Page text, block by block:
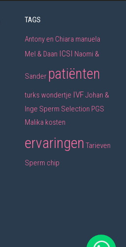
TAGS
Antony en Chiara manuela
Mel & Daan ICSI Naomi &
Sander patiënten
turks wondertje IVFJohan &
Inge Sperm Selection PGS
Malika kosten
ervaringen Tarieven
Sperm chip